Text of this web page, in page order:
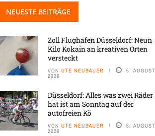
NEUESTE BEITRÄGE
Zoll Flughafen Düsseldorf: Neun
Kilo Kokain an kreativen Orten
versteckt
VON UTE NEUBAUER 6. AUGUST
2026
Düsseldorf: Alles was zwei Räder
hat ist am Sonntag auf der
autofreien Kö
VON UTE NEUBAUER 6. AUGUST
2026